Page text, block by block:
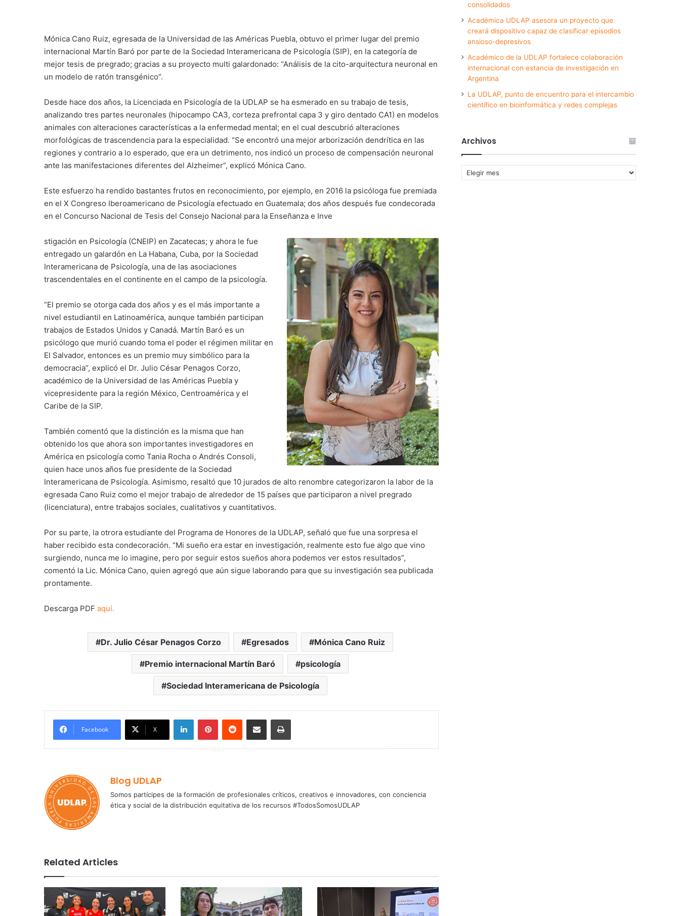
Mónica Cano Ruiz, egresada de la Universidad de las Américas Puebla, obtuvo el primer lugar del premio
internacional Martín Baró por parte de la Sociedad Interamericana de Psicología (SIP), en la categoría de
mejor tesis de pregrado; gracias a su proyecto multi galardonado: “Análisis de la cito-arquitectura neuronal en
un modelo de ratón transgénico”.
Desde hace dos años, la Licenciada en Psicología de la UDLAP se ha esmerado en su trabajo de tesis,
analizando tres partes neuronales (hipocampo CA3, corteza prefrontal capa 3 y giro dentado CA1) en modelos
animales con alteraciones características a la enfermedad mental; en el cual descubrió alteraciones
morfológicas de trascendencia para la especialidad. “Se encontró una mejor arborización dendrítica en las
regiones y contrario a lo esperado, que era un detrimento, nos indicó un proceso de compensación neuronal
ante las manifestaciones diferentes del Alzheimer”, explicó Mónica Cano.
Este esfuerzo ha rendido bastantes frutos en reconocimiento, por ejemplo, en 2016 la psicóloga fue premiada
en el X Congreso Iberoamericano de Psicología efectuado en Guatemala; dos años después fue condecorada
en el Concurso Nacional de Tesis del Consejo Nacional para la Enseñanza e Inve
stigación en Psicología (CNEIP) en Zacatecas; y ahora le fue
entregado un galardón en La Habana, Cuba, por la Sociedad
Interamericana de Psicología, una de las asociaciones
trascendentales en el continente en el campo de la psicología.
“El premio se otorga cada dos años y es el más importante a
nivel estudiantil en Latinoamérica, aunque también participan
trabajos de Estados Unidos y Canadá. Martín Baró es un
psicólogo que murió cuando toma el poder el régimen militar en
El Salvador, entonces es un premio muy simbólico para la
democracia”, explicó el Dr. Julio César Penagos Corzo,
académico de la Universidad de las Américas Puebla y
vicepresidente para la región México, Centroamérica y el
Caribe de la SIP.
También comentó que la distinción es la misma que han
obtenido los que ahora son importantes investigadores en
América en psicología como Tania Rocha o Andrés Consoli,
quien hace unos años fue presidente de la Sociedad
Interamericana de Psicología. Asimismo, resaltó que 10 jurados de alto renombre categorizaron la labor de la
egresada Cano Ruiz como el mejor trabajo de alrededor de 15 países que participaron a nivel pregrado
(licenciatura), entre trabajos sociales, cualitativos y cuantitativos.
Por su parte, la otrora estudiante del Programa de Honores de la UDLAP, señaló que fue una sorpresa el
haber recibido esta condecoración. “Mi sueño era estar en investigación, realmente esto fue algo que vino
surgiendo, nunca me lo imagine, pero por seguir estos sueños ahora podemos ver estos resultados”,
comentó la Lic. Mónica Cano, quien agregó que aún sigue laborando para que su investigación sea publicada
prontamente.
Descarga PDF aquí.
Dr. Julio César Penagos Corzo Egresados Mónica Cano Ruiz
Premio internacional Martín Baró psicología
Sociedad Interamericana de Psicología
Facebook X
LinkedInPinterestReddit Share via Email Print
Blog UDLAP
Somos partícipes de la formación de profesionales críticos, creativos e innovadores, con conciencia
ética y social de la distribución equitativa de los recursos #TodosSomosUDLAP
Related Articles
consolidados
Académica UDLAP asesora un proyecto que
creará dispositivo capaz de clasificar episodios
ansioso-depresivos
Académico de la UDLAP fortalece colaboración
internacional con estancia de investigación en
Argentina
La UDLAP, punto de encuentro para el intercambio
científico en bioinformática y redes complejas
Archivos
Archivos